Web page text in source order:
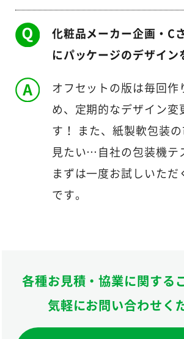
化粧品メーカー企画・C
にパッケージのデザイン
オフセットの版は毎回作
め、定期的なデザイン変
す！ また、紙製軟包装
見たい…自社の包装機テ
まずは一度お試しいただ
です。
各種お見積・協業に関する
気軽にお問い合わせく